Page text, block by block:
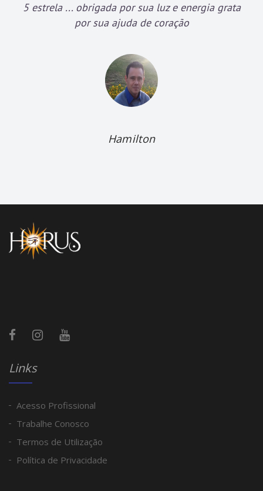
5 estrela ... obrigada por sua luz e energia grata
por sua ajuda de coração
Hamilton
Links
Acesso Profissional
Trabalhe Conosco
Termos de Utilização
Política de Privacidade